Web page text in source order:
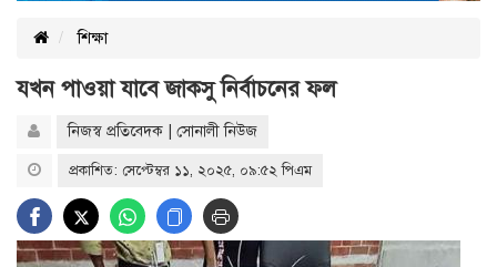
শিক্ষা
যখন পাওয়া যাবে জাকসু নির্বাচনের ফল
নিজস্ব প্রতিবেদক | সোনালী নিউজ
প্রকাশিত: সেপ্টেম্বর ১১, ২০২৫, ০৯:৫২ পিএম